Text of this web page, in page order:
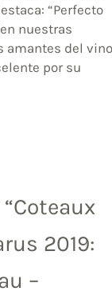
“Perfecto
nuestras
amantes del vino
por su
2019:
–